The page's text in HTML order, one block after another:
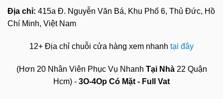
Địa chỉ: 415a Đ. Nguyễn Văn Bá, Khu Phố 6, Thủ Đức, Hồ
Chí Minh, Việt Nam
12+ Địa chỉ chuỗi cửa hàng xem nhanh tại đây
(Hơn 20 Nhân Viên Phục Vụ Nhanh Tại Nhà22 Quận
Hcm) - 3O-4Op Có Mặt - Full Vat